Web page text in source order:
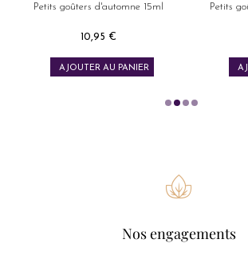
Petits goûters d'automne 15ml
Prix
10,95 €
AJOUTER AU PANIER
Petits
Nos engagements